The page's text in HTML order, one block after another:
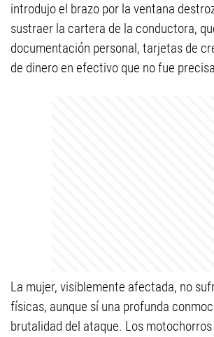
introdujo el brazo por la ventana
sustraer la cartera de la conductora,
documentación personal, tarjetas de
de dinero en efectivo que no fue
La mujer, visiblemente afectada, no
físicas, aunque sí una profunda
brutalidad del ataque. Los